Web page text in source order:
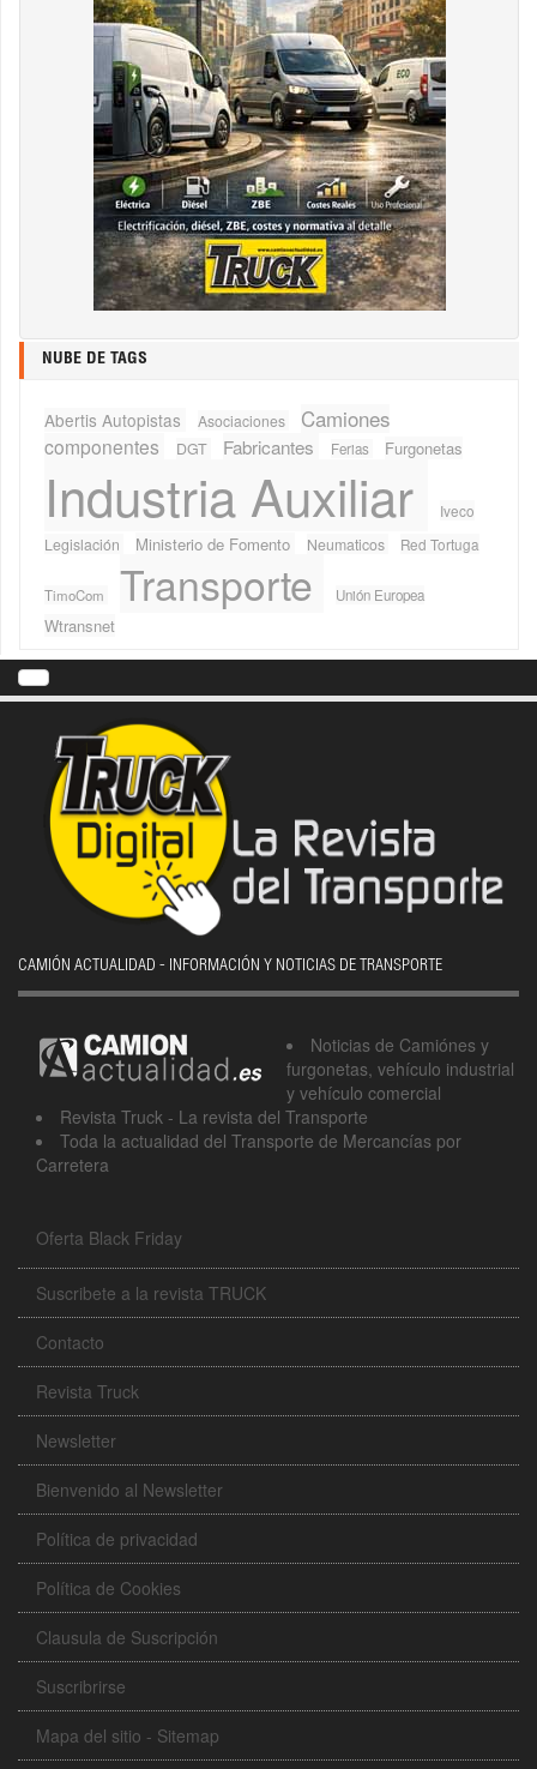
NUBE DE TAGS
Abertis Autopistas Asociaciones Camiones
componentes DGT Fabricantes Ferias Furgonetas
Industria Auxiliar
Iveco
Legislación
Ministerio de Fomento Neumaticos Red Tortuga
TimoCom Transporte Unión Europea
Wtransnet
CAMIÓN ACTUALIDAD - INFORMACIÓN Y NOTICIAS DE TRANSPORTE
Noticias de Camiónes y
furgonetas, vehículo industrial
y vehículo comercial
Revista Truck - La revista del Transporte
Toda la actualidad del Transporte de Mercancías por
Carretera
Oferta Black Friday
Suscribete a la revista TRUCK
Contacto
Revista Truck
Newsletter
Bienvenido al Newsletter
Política de privacidad
Política de Cookies
Clausula de Suscripción
Suscribrirse
Mapa del sitio - Sitemap